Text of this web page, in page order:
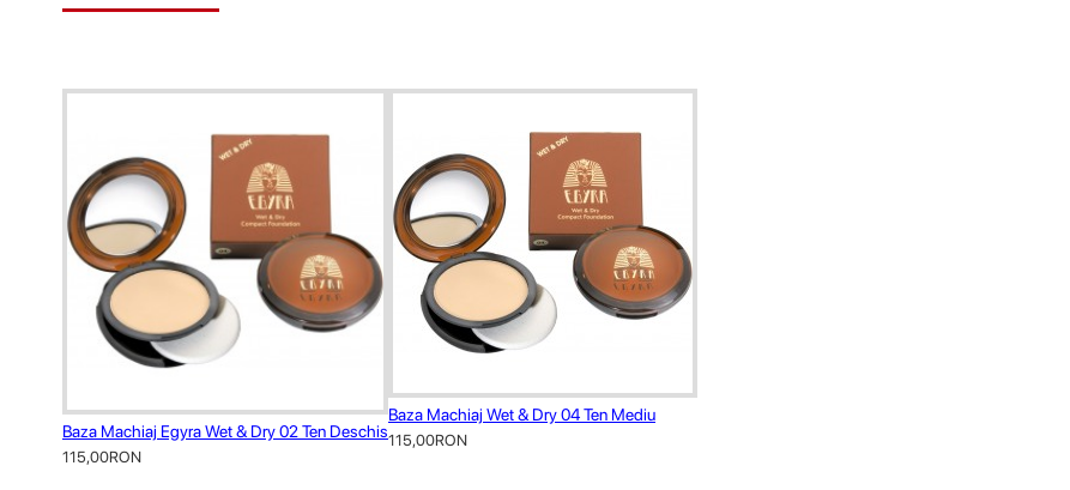
Baza Machiaj Egyra Wet & Dry 02 Ten Deschis
115,00RON
Baza Machiaj Wet & Dry 04 Ten Mediu
115,00RON